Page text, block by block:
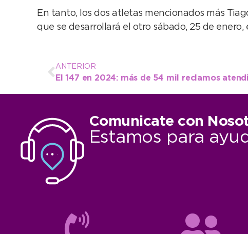
En tanto, los dos atletas mencionados más
que se desarrollará el otro sábado, 25 de
ANTERIOR
Comunicate con
Estamos para